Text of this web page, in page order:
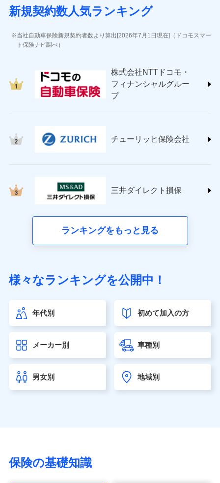
ジェイアイ傷害火災保険株式会社
ソニー損害保険株式会社
(https://www.sonysonpo.co.jp/)
ＳＯＭＰＯダイレクト損害保険株式会社
(https://www.sompo-direct.co.jp/)
チューリッヒ保険会社 (https://www.zurich.co.jp/)
(https://www.nisshinfire.co.jp/)
(https://www.petfamilyins.co.jp/)
ins.com/)
三井ダイレクト損害保険株式会社
（https://www.sonylife.co.jp）
第一ネオ生命保険株式会社（https://neofirst.co.jp/）
大樹生命保険株式会社（https://www.taiju-life.co.jp）
seimei.co.jp）
チューリッヒ生命保険株式会社
東京海上日動あんしん生命保険株式会社
（https://www.tmn-anshin.co.jp/）
マニュライフ生命保険株式会社
（https://www.manulife.co.jp/）
新規契約数人気ランキング
当社自動車保険新規契約者数より算出[2026年7月1日現在]（ドコモスマー
ト保険ナビ調べ）
株式会社NTTドコモ・
フィナンシャルグルー
プ
チューリッヒ保険会社
三井ダイレクト損保
ランキングをもっと見る
様々なランキングを公開中！
年代別 初めて加入の方
メーカー別 車種別
男女別 地域別
保険の基礎知識